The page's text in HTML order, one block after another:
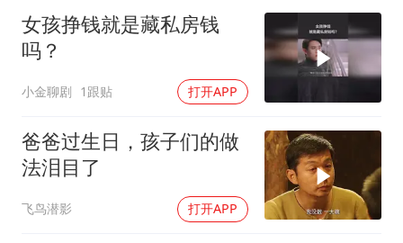
央视新主播李秋莹孙亚鹏亮相
女孩挣钱就是藏私房钱
吗？
小金聊剧 1跟贴 打开APP
爸爸过生日，孩子们的做
法泪目了
飞鸟潜影 打开APP